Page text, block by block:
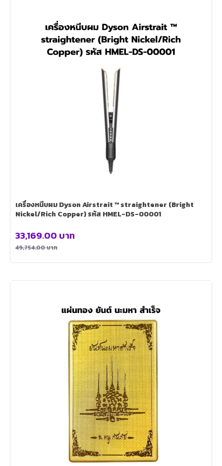
เครื่องหนีบผม Dyson Airstrait ™ straightener (Bright
Nickel/Rich Copper) รหัส HMEL-DS-00001
49,754.00บาท
33,169.00 บาท